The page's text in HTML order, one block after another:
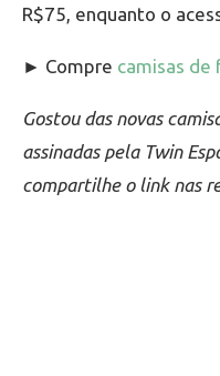
R$75, enquanto o
► Compre camisas de
Gostou das novas
assinadas pela Twin
compartilhe o link nas